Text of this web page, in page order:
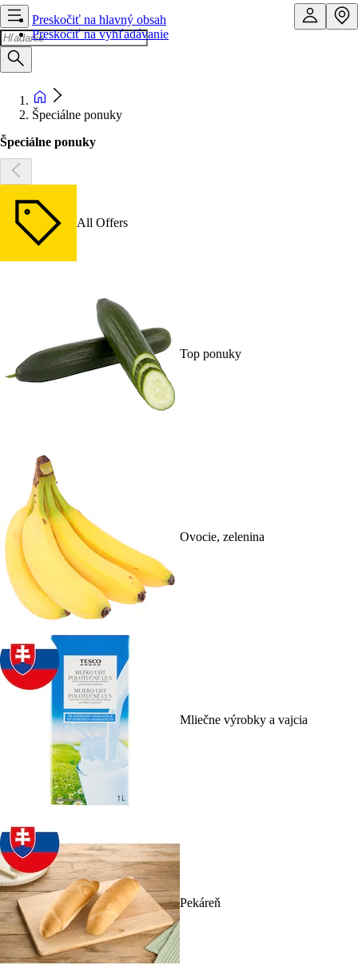
Preskočiť na hlavný obsah
Preskočiť na vyhľadávanie
Špeciálne ponuky
Špeciálne ponuky
All Offers
Top ponuky
Ovocie, zelenina
Mliečne výrobky a vajcia
Pekáreň